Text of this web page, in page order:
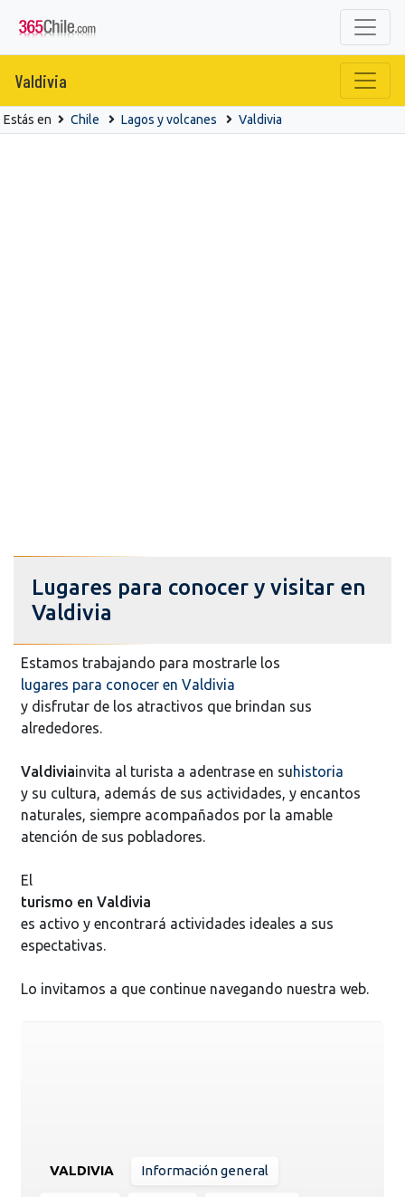
Valdivia
Estás en Chile Lagos y volcanes Valdivia
Lugares para conocer y visitar en
Valdivia
Estamos trabajando para mostrarle los
lugares para conocer en Valdivia
y disfrutar de los atractivos que brindan sus
alrededores.
Valdiviainvita al turista a adentrase en suhistoria
y su cultura, además de sus actividades, y encantos
naturales, siempre acompañados por la amable
atención de sus pobladores.
El
turismo en Valdivia
es activo y encontrará actividades ideales a sus
espectativas.
Lo invitamos a que continue navegando nuestra web.
VALDIVIA Información general